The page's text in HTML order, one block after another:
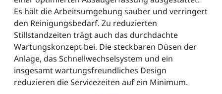
Es hält die Arbeitsumgebung sauber und verringert
den Reinigungsbedarf. Zu reduzierten
Stillstandzeiten trägt auch das durchdachte
Wartungskonzept bei. Die steckbaren Düsen der
Anlage, das Schnellwechselsystem und ein
insgesamt wartungsfreundliches Design
reduzieren die Servicezeiten auf ein Minimum.